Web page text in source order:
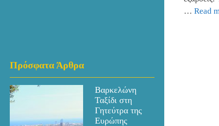
… Read
Πρόσφατα Άρθρα
Βαρκελώνη
Ταξίδι στη
Γητεύτρα της
Ευρώπης